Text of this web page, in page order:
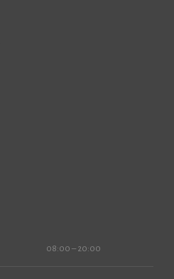
08:00 – 20:00